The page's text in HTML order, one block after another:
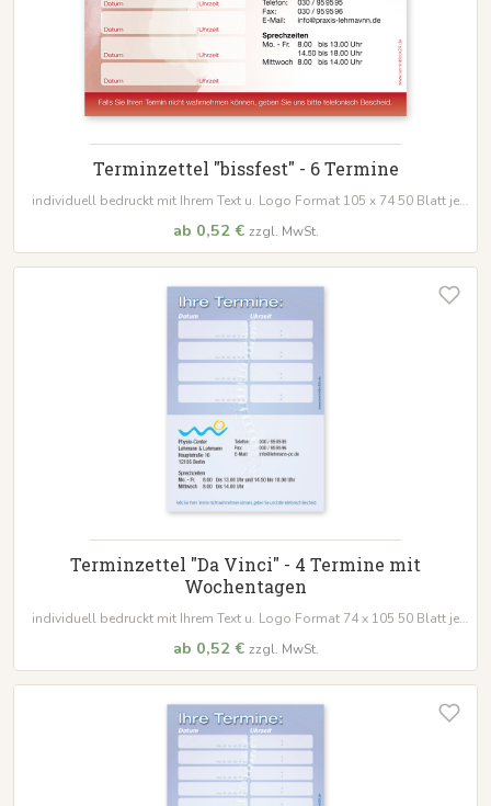
Terminzettel "bissfest" - 6 Termine
individuell bedruckt mit Ihrem Text u. Logo Format 105 x 74 50 Blatt je
ab 0,52 € zzgl. MwSt.
Terminzettel "Da Vinci" - 4 Termine mit
Wochentagen
individuell bedruckt mit Ihrem Text u. Logo Format 74 x 105 50 Blatt je
ab 0,52 € zzgl. MwSt.